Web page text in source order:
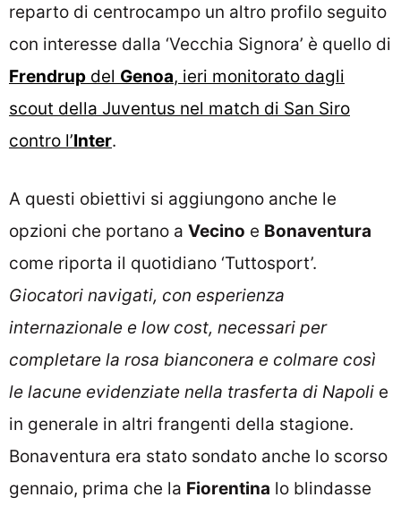
reparto di centrocampo un altro profilo seguito
con interesse dalla ‘Vecchia Signora’ è quello di
Frendrup del Genoa, ieri monitorato dagli
scout della Juventus nel match di San Siro
contro l’Inter.
A questi obiettivi si aggiungono anche le
opzioni che portano a Vecino e Bonaventura
come riporta il quotidiano ‘Tuttosport’.
Giocatori navigati, con esperienza
internazionale e low cost, necessari per
completare la rosa bianconera e colmare così
le lacune evidenziate nella trasferta di Napoli e
in generale in altri frangenti della stagione.
Bonaventura era stato sondato anche lo scorso
gennaio, prima che la Fiorentina lo blindasse